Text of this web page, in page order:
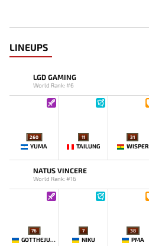
LINEUPS
LGD GAMING
World Rank: #6
260
YUMA
11
TAILUNG
31
WISPER
NATUS VINCERE
World Rank: #16
76
GOTTHEJUICE
7
NIKU
38
PMA